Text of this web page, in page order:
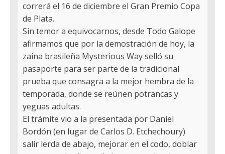
correrá el 16 de diciembre el Gran Premio Copa
de Plata.
Sin temor a equivocarnos, desde Todo Galope
afirmamos que por la demostración de hoy, la
zaina brasileña Mysterious Way selló su
pasaporte para ser parte de la tradicional
prueba que consagra a la mejor hembra de la
temporada, donde se reúnen potrancas y
yeguas adultas.
El trámite vio a la presentada por Daniel
Bordón (en lugar de Carlos D. Etchechoury)
salir lerda de abajo, mejorar en el codo, doblar